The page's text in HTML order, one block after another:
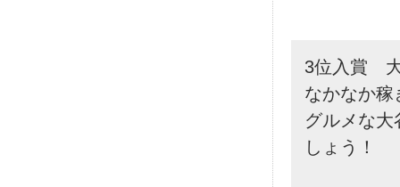
3位入賞
なかなか稼
グルメな
しょう！